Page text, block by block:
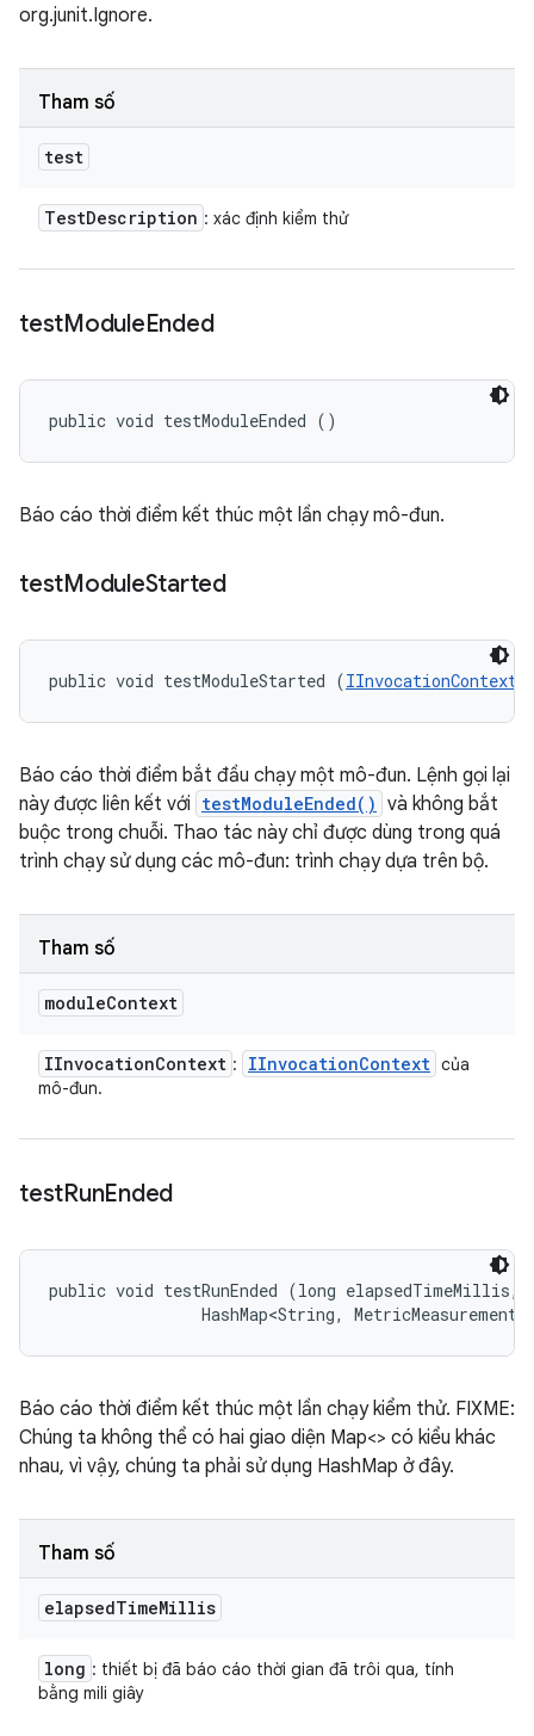
org.junit.Ignore.
Tham số
test
TestDescription : xác định kiểm thử
testModuleEnded
public void testModuleEnded ()
Báo cáo thời điểm kết thúc một lần chạy mô-đun.
testModuleStarted
public void testModuleStarted (IInvocationContext
Báo cáo thời điểm bắt đầu chạy một mô-đun. Lệnh gọi lại
này được liên kết với testModuleEnded() và không bắt
buộc trong chuỗi. Thao tác này chỉ được dùng trong quá
trình chạy sử dụng các mô-đun: trình chạy dựa trên bộ.
Tham số
moduleContext
IInvocationContext : IInvocationContext của
mô-đun.
testRunEnded
public void testRunEnded (long elapsedTimeMillis,
HashMap<String,
Báo cáo thời điểm kết thúc một lần chạy kiểm thử. FIXME:
Chúng ta không thể có hai giao diện Map<> có kiểu khác
nhau, vì vậy, chúng ta phải sử dụng HashMap ở đây.
Tham số
elapsedTimeMillis
long : thiết bị đã báo cáo thời gian đã trôi qua, tính
bằng mili giây